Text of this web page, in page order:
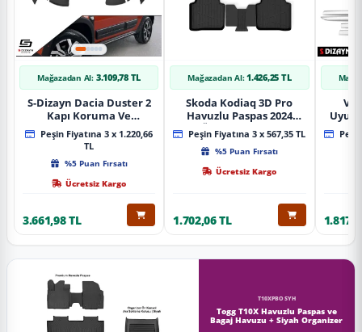
Mağazadan Al: 3.109,78 TL
S-Dizayn Dacia Duster 2
Kapı Koruma Ve
Çamurluk Kaplaması
Dodik Seti 2018 Üzeri A+
Kalite
Peşin Fiyatına 3 x 1.220,66
TL
%5 Puan Fırsatı
Ücretsiz Kargo
3.661,98 TL
Mağazadan Al: 1.426,25 TL
Skoda Kodiaq 3D Pro
Havuzlu Paspas 2024
Üzeri A+ Kalite
Peşin Fiyatına 3 x 567,35 TL
%5 Puan Fırsatı
Ücretsiz Kargo
1.702,06 TL
Yan
T10XPBOSYH
Togg T10X Havuzlu Paspas ve
Bagaj Havuzu + Siyah Organizer